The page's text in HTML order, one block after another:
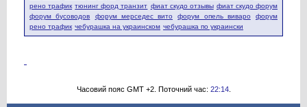
рено трафик тюнинг форд транзит фиат скудо отзывы фиат скудо форум
форум бусоводов
форум мерседес вито форум опель виваро
форум
рено трафик чебурашка на украинском чебурашка по украински
Часовий пояс GMT +2. Поточний час: 22:14.